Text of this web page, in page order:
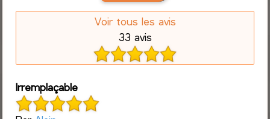
Voir tous les avis
33 avis
Irremplaçable